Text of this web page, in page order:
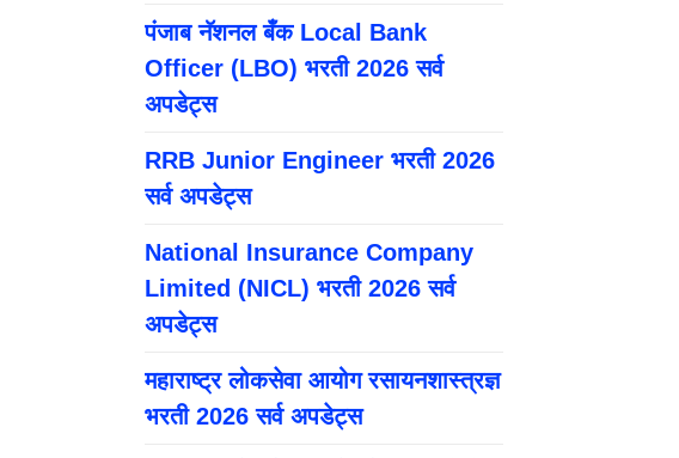
पंजाब नॅशनल बँक Local Bank
Officer (LBO) भरती 2026 सर्व
अपडेट्स
RRB Junior Engineer भरती 2026
सर्व अपडेट्स
National Insurance Company
Limited (NICL) भरती 2026 सर्व
अपडेट्स
महाराष्ट्र लोकसेवा आयोग रसायनशास्त्रज्ञ
भरती 2026 सर्व अपडेट्स